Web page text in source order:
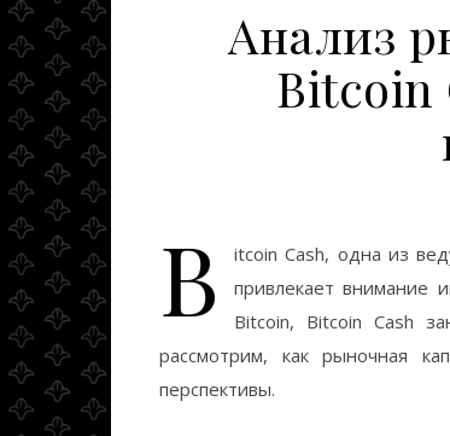
Анализ
Bitcoin
B
itcoin Cash, одна из
привлекает внимание
Bitcoin, Bitcoin Cash
рассмотрим, как рыночная
перспективы.